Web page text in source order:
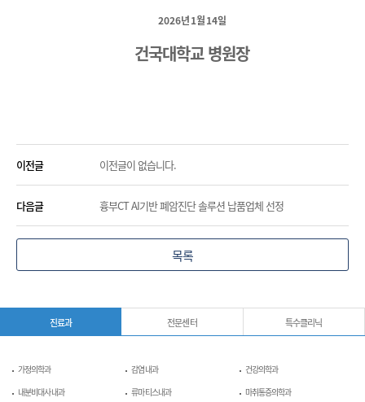
2026년1월14일
건국대학교 병원장
이전글 이전글이 없습니다.
다음글 흉부CT AI기반 폐암진단 솔루션 납품업체 선정
목록
진료과 전문센터 특수클리닉
가정의학과 감염내과
건강의학과
내분비대사내과
류마티스내과
마취통증의학과